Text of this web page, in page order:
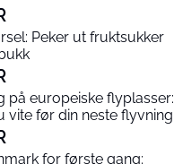
Peker ut fruktsukker
på europeiske flyplasser:
vite før din neste flyvning
for første gang: